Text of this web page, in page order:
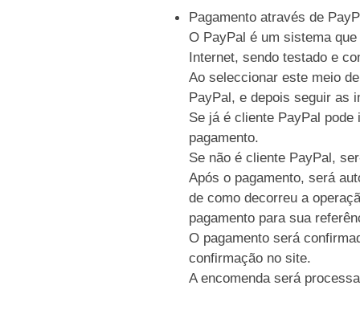
Pagamento através de
O PayPal é um sistema
Internet, sendo testado e
Ao seleccionar este meio
PayPal, e depois seguir as
Se já é cliente PayPal
pagamento.
Se não é cliente PayPal,
Após o pagamento, será
de como decorreu a
pagamento para sua
O pagamento será
confirmação no site.
A encomenda será